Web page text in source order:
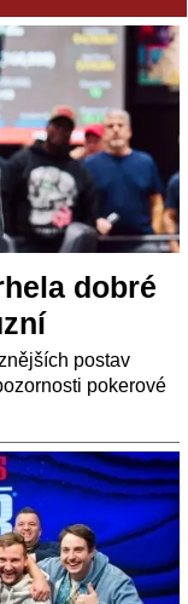
dobré
postav
pokerové